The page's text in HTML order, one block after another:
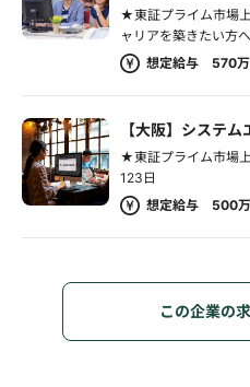
★東証プライム市場
ャリアを築きたい方へ
想定給与 570
【大阪】システ
★東証プライム市場
123日
想定給与 500
この企業の